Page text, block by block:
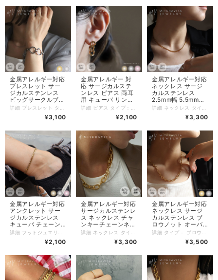
【B161】
金属アレルギー対応
ブレスレット サー
ジカルステンレス
ビッグサークルブレ
スレット 16-20cm
ペア ブレスレット
レディース メンズ
しない【B128】
¥3,100
金属アレルギー 対
応 サージカルステ
ンレス ピアス 両耳
用 キューバ リンク
チェーン ドロップ
¥2,100
金属アレルギー対応
ネックレス サージ
カルステンレス
2.5mm幅 5.5mm幅
フラットキューバン
チェーン ネックレ
ス 42cm 金アレ対
けっぱなし 変色し
ない 錆びない
【N235】
¥3,300
金属アレルギー対応
アンクレット サー
ジカルステンレス
キューバ チェーン
金アレ対応 フット
アクセサリー
¥2,100
金属アレルギー対応
サージカルステンレ
ス ネックレス チャ
ンキーチェーンネッ
クレス ペーパーク
リップ【N25】
¥3,300
金属アレルギー対応
ネックレス サージ
カルステンレス ブ
ロウノット オーバ
ルリンクチェーン
つけっぱなし ネッ
クレス【N292】
¥3,500